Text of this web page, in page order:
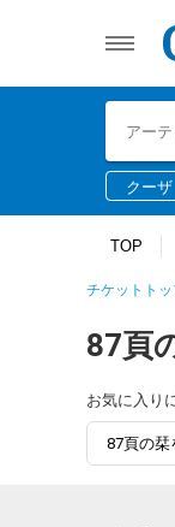
クーザ
TOP
チケットト
87頁
お気に入り
87頁の栞